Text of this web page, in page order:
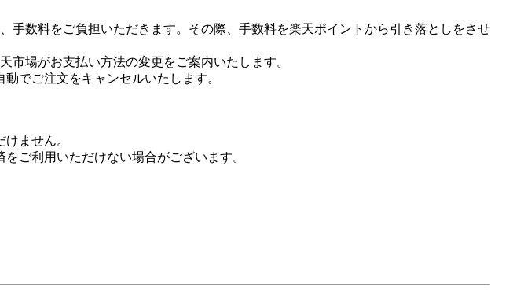
手数料をご負担いただきます。その際、手数料を楽天ポイントから引き落としをさせ
市場がお支払い方法の変更をご案内いたします。
でご注文をキャンセルいたします。
ません。
ご利用いただけない場合がございます。